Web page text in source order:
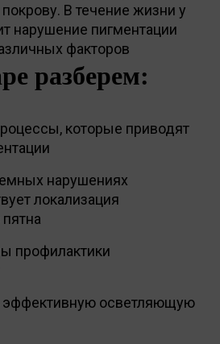
В течение жизни у
нарушение пигментации
факторов
разберем:
которые приводят
нарушениях
локализация
профилактики
эффективную осветляющую